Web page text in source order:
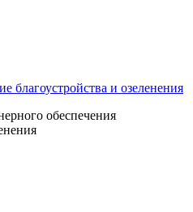
благоустройства и озеленения
обеспечения